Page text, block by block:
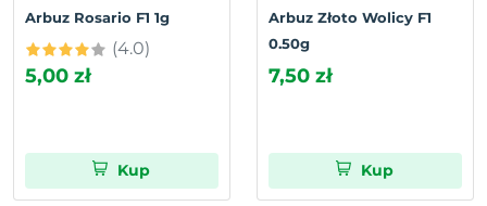
Arbuz Rosario F1 1g
(4.0)
5,00 zł
Kup
Arbuz Złoto Wolicy F1
0.50g
7,50 zł
Kup